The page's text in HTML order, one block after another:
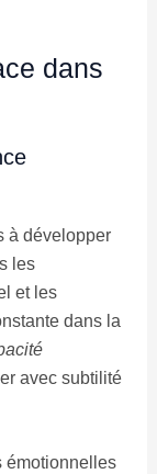
dans
à développer
les
et les
dans la
avec subtilité
émotionnelles